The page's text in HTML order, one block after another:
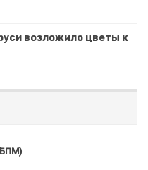
возложило цветы к